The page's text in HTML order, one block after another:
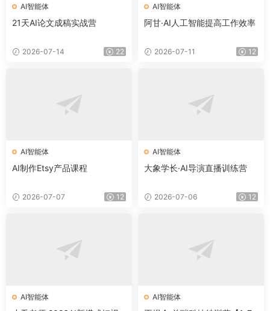
AI智能体
21天AI论文成稿实战营
2026-07-14 22
AI智能体
阿甘·AI人工智能提高工作效率
2026-07-11 12
AI智能体
AI制作Etsy产品课程
2026-07-07 12
AI智能体
大象学长·AI导演直播训练营
2026-07-06 12
AI智能体 AI智能体